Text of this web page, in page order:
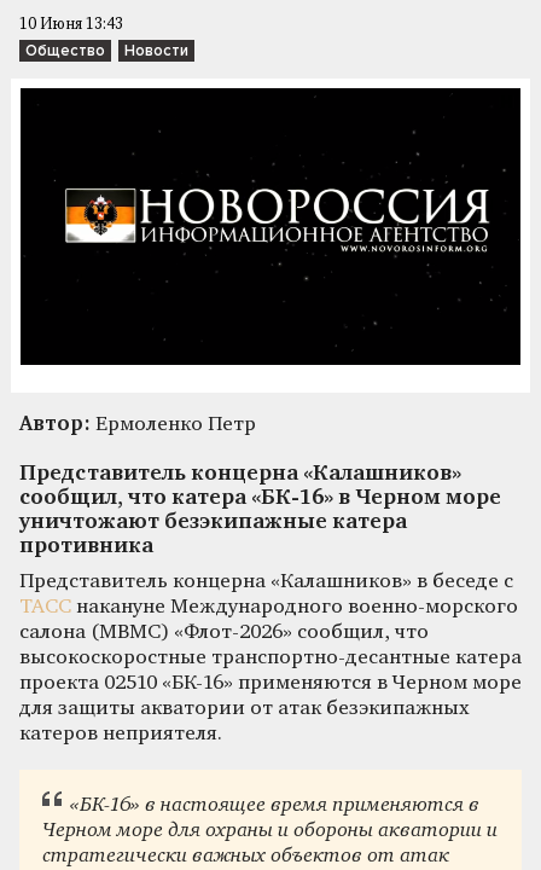
10 Июня 13:43
Общество Новости
Автор: Ермоленко Петр
Представитель концерна «Калашников»
сообщил, что катера «БК-16» в Черном море
уничтожают безэкипажные катера
противника
Представитель концерна «Калашников» в беседе с
ТАСС накануне Международного военно-морского
салона (МВМС) «Флот-2026» сообщил, что
высокоскоростные транспортно-десантные катера
проекта 02510 «БК-16» применяются в Черном море
для защиты акватории от атак безэкипажных
катеров неприятеля.
«БК-16» в настоящее время применяются в
Черном море для охраны и обороны акватории и
стратегически важных объектов от атак